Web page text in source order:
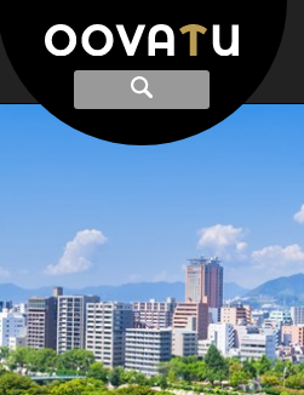
Afficher
recherche
Recherche